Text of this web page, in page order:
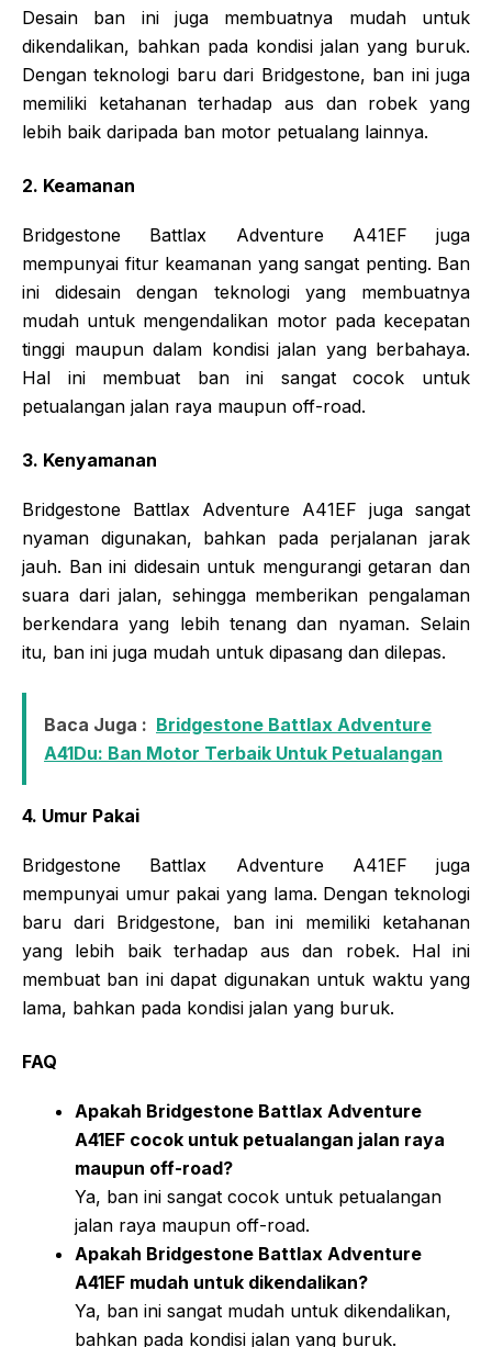
Desain ban ini juga membuatnya mudah untuk
dikendalikan, bahkan pada kondisi jalan yang buruk.
Dengan teknologi baru dari Bridgestone, ban ini juga
memiliki ketahanan terhadap aus dan robek yang
lebih baik daripada ban motor petualang lainnya.
2. Keamanan
Bridgestone Battlax Adventure A41EF juga
mempunyai fitur keamanan yang sangat penting. Ban
ini didesain dengan teknologi yang membuatnya
mudah untuk mengendalikan motor pada kecepatan
tinggi maupun dalam kondisi jalan yang berbahaya.
Hal ini membuat ban ini sangat cocok untuk
petualangan jalan raya maupun off-road.
3. Kenyamanan
Bridgestone Battlax Adventure A41EF juga sangat
nyaman digunakan, bahkan pada perjalanan jarak
jauh. Ban ini didesain untuk mengurangi getaran dan
suara dari jalan, sehingga memberikan pengalaman
berkendara yang lebih tenang dan nyaman. Selain
itu, ban ini juga mudah untuk dipasang dan dilepas.
Baca Juga : Bridgestone Battlax Adventure
A41Du: Ban Motor Terbaik Untuk Petualangan
4. Umur Pakai
Bridgestone Battlax Adventure A41EF juga
mempunyai umur pakai yang lama. Dengan teknologi
baru dari Bridgestone, ban ini memiliki ketahanan
yang lebih baik terhadap aus dan robek. Hal ini
membuat ban ini dapat digunakan untuk waktu yang
lama, bahkan pada kondisi jalan yang buruk.
FAQ
Apakah Bridgestone Battlax Adventure
A41EF cocok untuk petualangan jalan raya
maupun off-road?
Ya, ban ini sangat cocok untuk petualangan
jalan raya maupun off-road.
Apakah Bridgestone Battlax Adventure
A41EF mudah untuk dikendalikan?
Ya, ban ini sangat mudah untuk dikendalikan,
bahkan pada kondisi jalan yang buruk.